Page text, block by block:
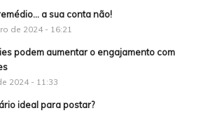
a sua conta não!
de 2024 - 16:21
podem aumentar o engajamento com
2024 - 11:33
ideal para postar?